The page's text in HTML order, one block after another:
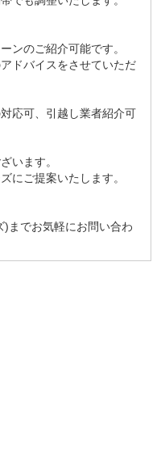
ンのご紹介可能です。
ドバイスをさせていただ
応可、引越し業者紹介可
います。
にご提案いたします。
までお気軽にお問い合わ